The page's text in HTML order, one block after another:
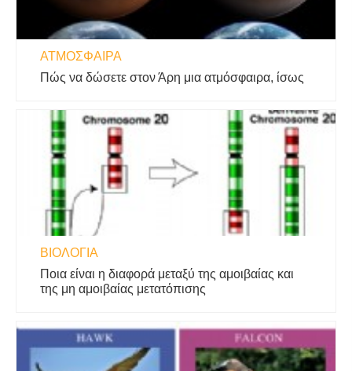
ΑΤΜΌΣΦΑΙΡΑ
Πώς να δώσετε στον Άρη μια ατμόσφαιρα, ίσως
ΒΙΟΛΟΓΊΑ
Ποια είναι η διαφορά μεταξύ της αμοιβαίας και
της μη αμοιβαίας μετατόπισης